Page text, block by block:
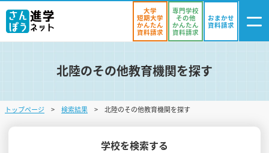
ログイン
気になる
学校を探す
オープンキャンパスを探す
大学
短期大学
かんたん
資料請求
専門学校
その他
かんたん
資料請求
おまかせ
資料請求
北陸のその他教育機関を探す
トップページ 検索結果 北陸のその他教育機関を探す
学校を検索する